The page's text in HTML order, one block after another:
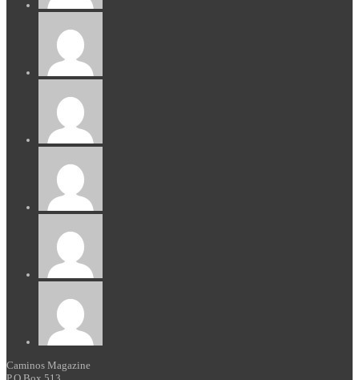
Caminos Magazine